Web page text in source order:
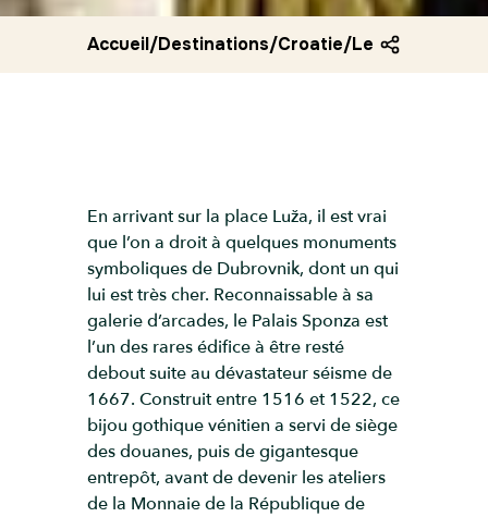
Accueil/Destinations/Croatie/Le palais
En arrivant sur la place Luža, il est vrai
que l’on a droit à quelques monuments
symboliques de Dubrovnik, dont un qui
lui est très cher. Reconnaissable à sa
galerie d’arcades, le Palais Sponza est
l’un des rares édifice à être resté
debout suite au dévastateur séisme de
1667. Construit entre 1516 et 1522, ce
bijou gothique vénitien a servi de siège
des douanes, puis de gigantesque
entrepôt, avant de devenir les ateliers
de la Monnaie de la République de